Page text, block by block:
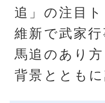
追」の注目
維新で武家
馬追のあり
背景ととも